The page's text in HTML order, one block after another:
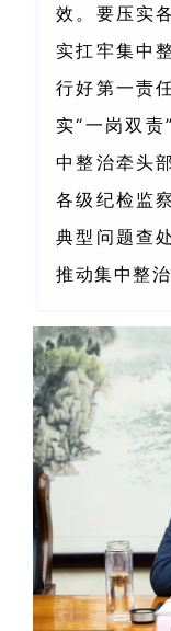
效。要压实
实扛牢集中
行好第一责
实“一岗双
中整治牵头
各级纪检监
典型问题查
推动集中整